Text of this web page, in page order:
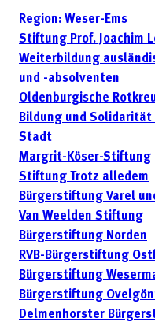
Region: Weser-Ems
Stiftung Prof. Joachim
Weiter­bildung
und -absolventen
Oldenburgische
Bildung und Solidarität
Stadt
Margrit-Köser-Stiftung
Stiftung Trotz alledem
Bürgerstiftung Varel
Van Weelden Stiftung
Bürgerstiftung Norden
RVB-Bürgerstiftung
Bürgerstiftung
Bürgerstiftung
Delmenhorster